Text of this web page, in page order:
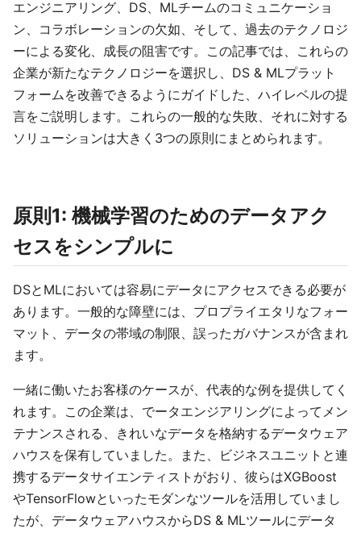
エンジニアリング、DS、MLチームのコミュニケーショ
ン、コラボレーションの欠如、そして、過去のテクノロジ
ーによる変化、成長の阻害です。この記事では、これらの
企業が新たなテクノロジーを選択し、DS & MLプラット
フォームを改善できるようにガイドした、ハイレベルの提
言をご説明します。これらの一般的な失敗、それに対する
ソリューションは大きく3つの原則にまとめられます。
原則1: 機械学習のためのデータアク
セスをシンプルに
DSとMLにおいては容易にデータにアクセスできる必要が
あります。一般的な障壁には、プロプライエタリなフォー
マット、データの帯域の制限、誤ったガバナンスが含まれ
ます。
一緒に働いたお客様のケースが、代表的な例を提供してく
れます。この企業は、でータエンジアリングによってメン
テナンスされる、きれいなデータを格納するデータウェア
ハウスを保有していました。また、ビジネスユニットと連
携するデータサイエンティストがおり、彼らはXGBoost
やTensorFlowといったモダンなツールを活用していまし
たが、データウェアハウスからDS & MLツールにデータ